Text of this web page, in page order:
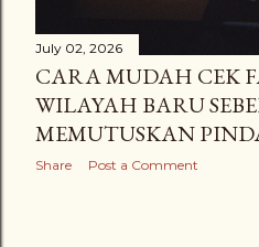
July 02, 2026
CARA MUDAH CEK
WILAYAH BARU
MEMUTUSKAN
Share Post a Comment